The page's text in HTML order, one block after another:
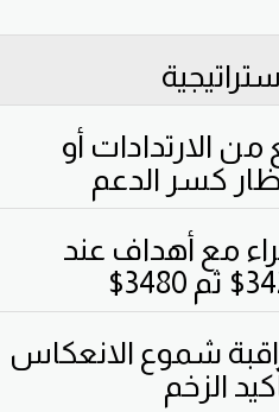
من الارتدادات أو
كسر الدعم
مع أهداف عند
3480$
شموع الانعكاس
الزخم